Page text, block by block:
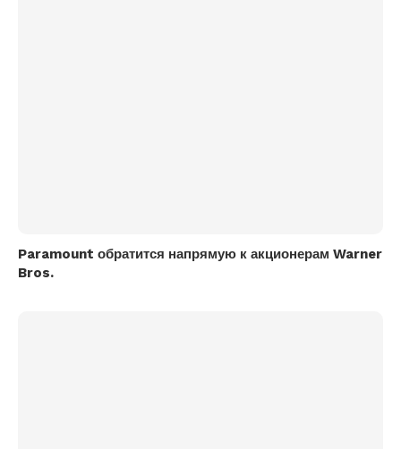
Paramount обратится напрямую к акционерам Warner
Bros.